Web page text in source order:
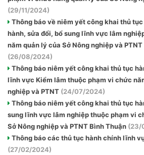
(29/11/2024)
Thông báo về niêm yết công khai thủ
hành, sửa đổi, bổ sung lĩnh vực lâm
năm quản lý của Sở Nông nghiệp và
(26/08/2024)
Thông báo niêm yết công khai thủ tục
lĩnh vực Kiểm lâm thuộc phạm vi chức
nghiệp và PTNT (24/07/2024)
Thông báo niêm yết công khai thủ tục
sung lĩnh vực lâm nghiệp thuộc phạm vi
Sở Nông nghiệp và PTNT Bình Thuận (23/
Thông báo các thủ tục hành chính lĩnh
(27/02/2024)